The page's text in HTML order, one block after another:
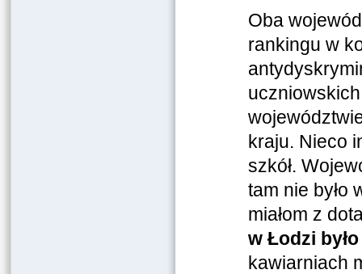
Oba
rankingu w
kraju. Nieco
szkół.
tam nie było
miałom z
w Łodzi
kawiarniach